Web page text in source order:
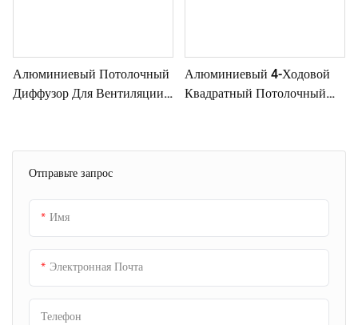
Отправьте запрос
Имя
Электронная Почта
Телефон
Алюминиевый Потолочный
Диффузор Для Вентиляции
Алюминиевый 4-Ходовой
Квадратный Потолочный